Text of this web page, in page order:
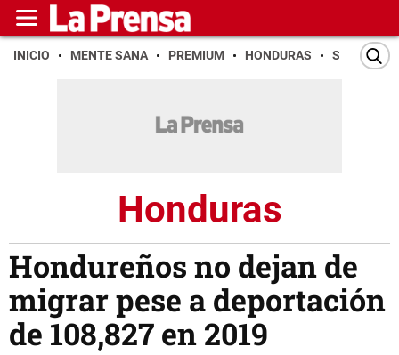
INICIO MENTE SANA PREMIUM HONDURAS SAN PEDRO
Honduras
Hondureños no dejan de
migrar pese a deportación
de 108,827 en 2019